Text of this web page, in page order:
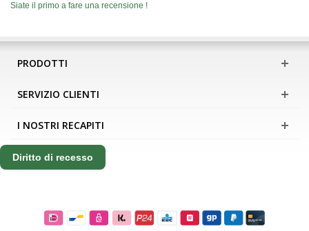
Siate il primo a fare una recensione !
PRODOTTI
SERVIZIO CLIENTI
I NOSTRI RECAPITI
Diritto di recesso